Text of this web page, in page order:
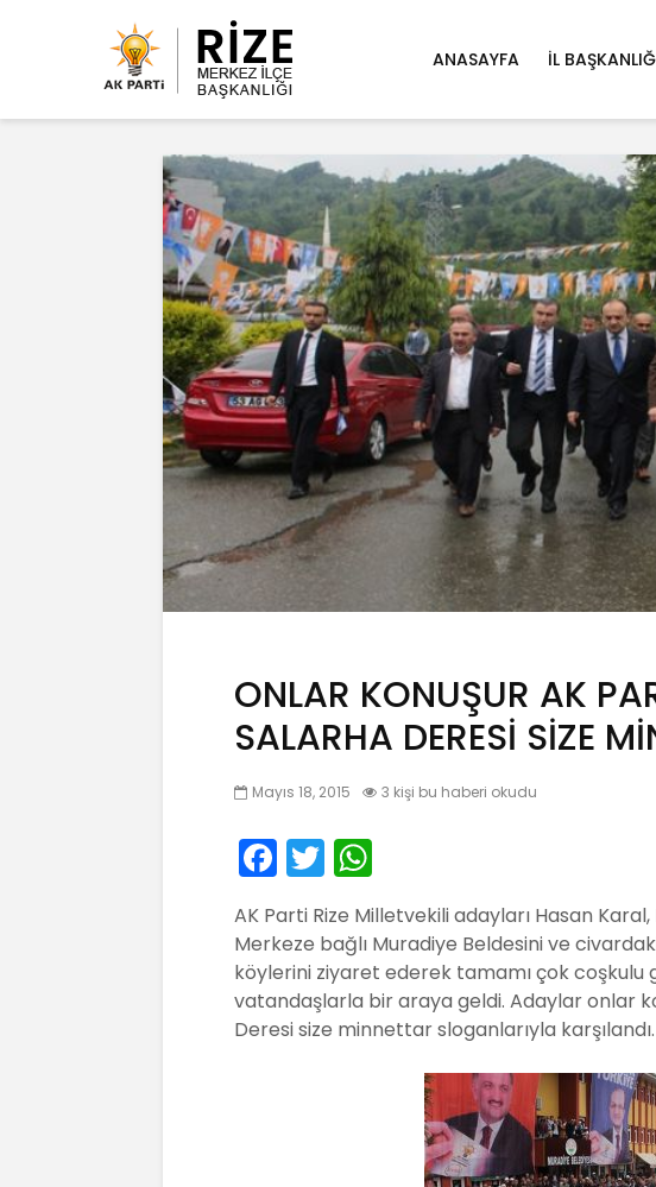
ANASAYFA İL
ONLAR KONUŞUR AK
SALARHA DERESİ SİZE
Mayıs 18, 2015 3 kişi bu haberi okudu
F
a
c
e
b
o
T
w
itt
er
h
a
ts
A
p
AK Parti Rize Milletvekili adayları Hasan
Merkeze bağlı Muradiye Beldesini ve
köylerini ziyaret ederek tamamı çok
vatandaşlarla bir araya geldi. Adaylar onlar
Deresi size minnettar sloganlarıyla karşılandı.